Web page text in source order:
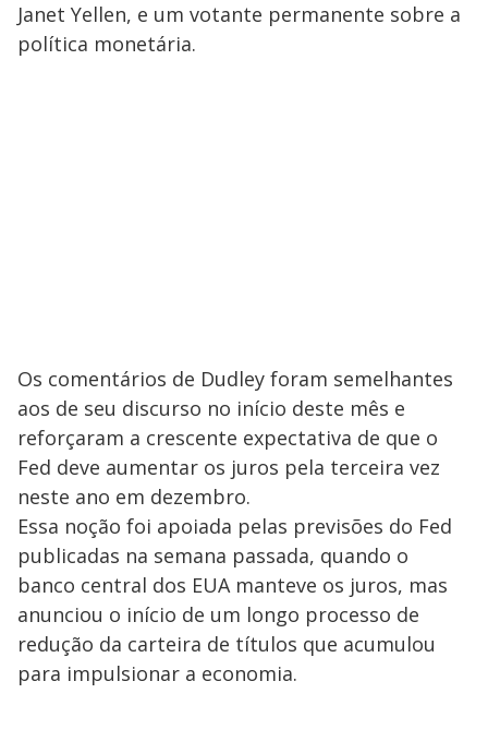
Janet Yellen, e um votante permanente sobre a
política monetária.
Os comentários de Dudley foram semelhantes
aos de seu discurso no início deste mês e
reforçaram a crescente expectativa de que o
Fed deve aumentar os juros pela terceira vez
neste ano em dezembro.
Essa noção foi apoiada pelas previsões do Fed
publicadas na semana passada, quando o
banco central dos EUA manteve os juros, mas
anunciou o início de um longo processo de
redução da carteira de títulos que acumulou
para impulsionar a economia.